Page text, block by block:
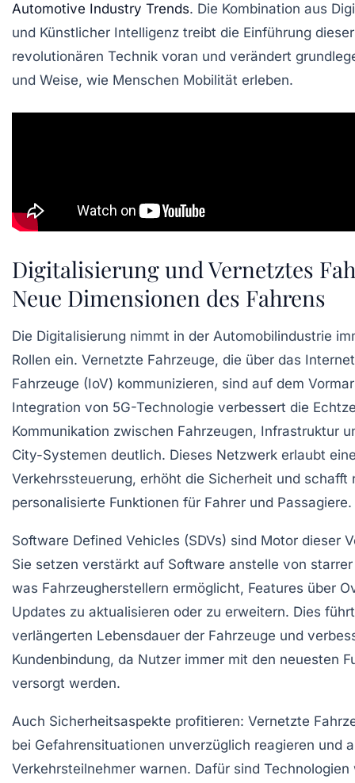
Automotive Industry Trends. Die Kombination aus
und Künstlicher Intelligenz treibt die Einführung dieser
revolutionären Technik voran und verändert
und Weise, wie Menschen Mobilität erleben.
Digitalisierung und Vernetztes
Neue Dimensionen des Fahrens
Die Digitalisierung nimmt in der Automobilindustrie
Rollen ein. Vernetzte Fahrzeuge, die über das
Fahrzeuge (IoV) kommunizieren, sind auf dem
Integration von 5G-Technologie verbessert die
Kommunikation zwischen Fahrzeugen, Infrastruktur
City-Systemen deutlich. Dieses Netzwerk erlaubt
Verkehrssteuerung, erhöht die Sicherheit und schafft
personalisierte Funktionen für Fahrer und Passagiere.
Software Defined Vehicles (SDVs) sind Motor dieser
Sie setzen verstärkt auf Software anstelle von
was Fahrzeugherstellern ermöglicht, Features über
Updates zu aktualisieren oder zu erweitern. Dies
verlängerten Lebensdauer der Fahrzeuge und
Kundenbindung, da Nutzer immer mit den neuesten
versorgt werden.
Auch Sicherheitsaspekte profitieren: Vernetzte
bei Gefahrensituationen unverzüglich reagieren und
Verkehrsteilnehmer warnen. Dafür sind